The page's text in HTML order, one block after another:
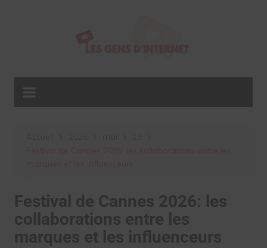
Festival de Cannes 2026: les
collaborations entre les
marques et les influenceurs